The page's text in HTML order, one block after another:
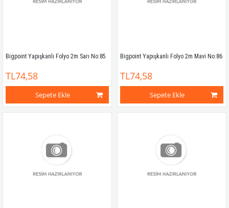
Bigpoint Yapışkanlı Folyo 2m Sarı No:85
TL74,58
Sepete Ekle
Bigpoint Yapışkanlı Folyo 2m Mavi No:86
TL74,58
Sepete Ekle